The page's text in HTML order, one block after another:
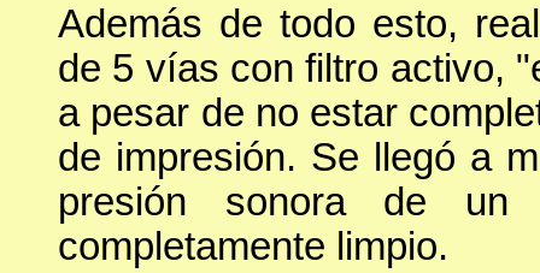
Además de todo esto,
de 5 vías con filtro activo,
a pesar de no estar
de impresión. Se llegó a
presión sonora de un
completamente limpio.